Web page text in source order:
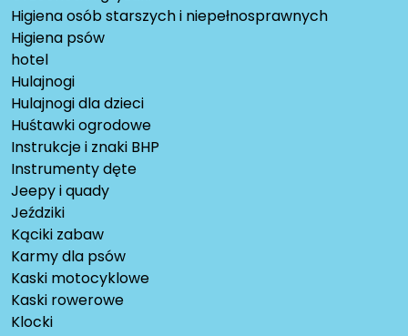
Higiena osób starszych i niepełnosprawnych
Higiena psów
hotel
Hulajnogi
Hulajnogi dla dzieci
Huśtawki ogrodowe
Instrukcje i znaki BHP
Instrumenty dęte
Jeepy i quady
Jeździki
Kąciki zabaw
Karmy dla psów
Kaski motocyklowe
Kaski rowerowe
Klocki